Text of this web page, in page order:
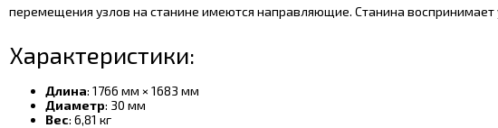
перемещения узлов на станине имеются направляющие. Станина воспринимает
Характеристики:
Длина: 1766 мм × 1683 мм
Диаметр: 30 мм
Вес: 6,81 кг